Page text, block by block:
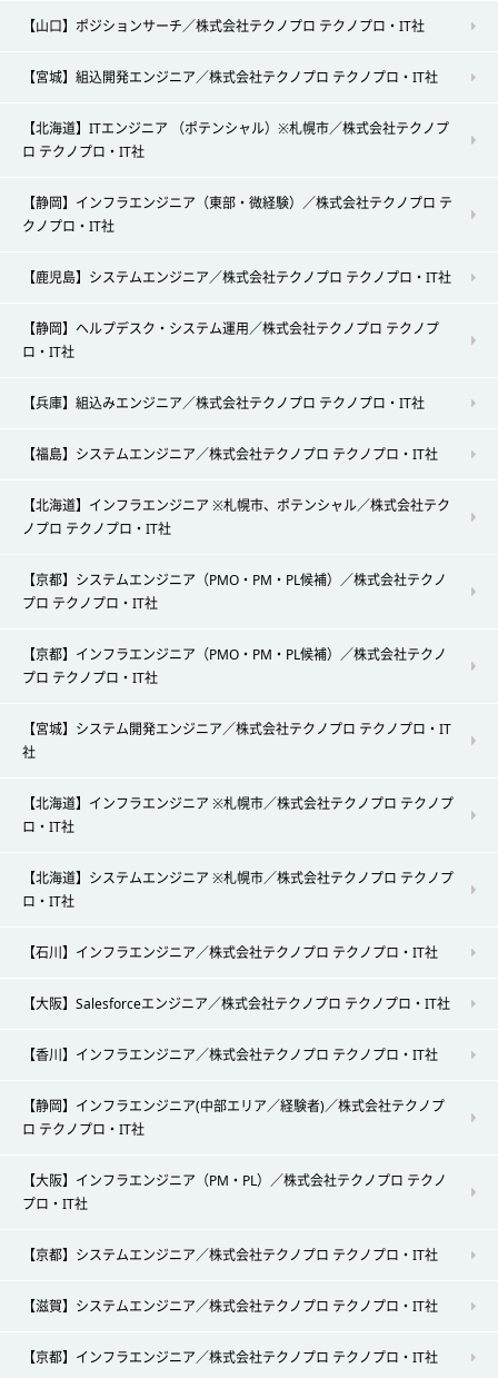
【山口】ポジションサーチ／株式会社テクノプロ テクノプロ・IT社
【宮城】組込開発エンジニア／株式会社テクノプロ テクノプロ・IT社
【北海道】ITエンジニア （ポテンシャル）※札幌市／株式会社テクノプ
ロ テクノプロ・IT社
【静岡】インフラエンジニア（東部・微経験）／株式会社テクノプロ テ
クノプロ・IT社
【鹿児島】システムエンジニア／株式会社テクノプロ テクノプロ・IT社
【静岡】ヘルプデスク・システム運用／株式会社テクノプロ テクノプ
ロ・IT社
【兵庫】組込みエンジニア／株式会社テクノプロ テクノプロ・IT社
【福島】システムエンジニア／株式会社テクノプロ テクノプロ・IT社
【北海道】インフラエンジニア ※札幌市、ポテンシャル／株式会社テク
ノプロ テクノプロ・IT社
【京都】システムエンジニア（PMO・PM・PL候補）／株式会社テクノ
プロ テクノプロ・IT社
【京都】インフラエンジニア（PMO・PM・PL候補）／株式会社テクノ
プロ テクノプロ・IT社
【宮城】システム開発エンジニア／株式会社テクノプロ テクノプロ・IT
社
【北海道】インフラエンジニア ※札幌市／株式会社テクノプロ テクノプ
ロ・IT社
【北海道】システムエンジニア ※札幌市／株式会社テクノプロ テクノプ
ロ・IT社
【石川】インフラエンジニア／株式会社テクノプロ テクノプロ・IT社
【大阪】Salesforceエンジニア／株式会社テクノプロ テクノプロ・IT社
【香川】インフラエンジニア／株式会社テクノプロ テクノプロ・IT社
【静岡】インフラエンジニア(中部エリア／経験者)／株式会社テクノプ
ロ テクノプロ・IT社
【大阪】インフラエンジニア（PM・PL）／株式会社テクノプロ テクノ
プロ・IT社
【京都】システムエンジニア／株式会社テクノプロ テクノプロ・IT社
【滋賀】システムエンジニア／株式会社テクノプロ テクノプロ・IT社
【京都】インフラエンジニア／株式会社テクノプロ テクノプロ・IT社